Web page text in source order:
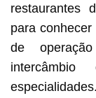
restaurantes
para
de
especialidades.